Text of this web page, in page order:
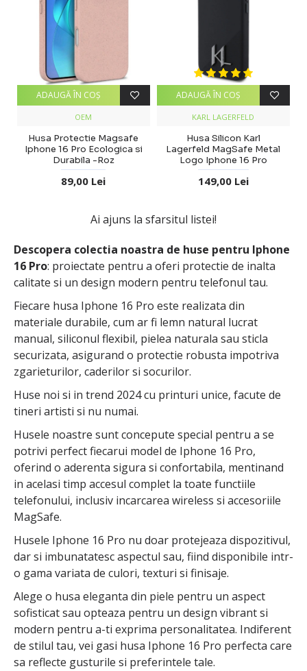
Descopera colectia noastra de huse pentru Iphone
16 Pro: proiectate pentru a oferi protectie de inalta
calitate si un design modern pentru telefonul tau.
Fiecare husa Iphone 16 Pro este realizata din
materiale durabile, cum ar fi lemn natural lucrat
manual, siliconul flexibil, pielea naturala sau sticla
securizata, asigurand o protectie robusta impotriva
zgarieturilor, caderilor si socurilor.
Huse noi si in trend 2024 cu printuri unice, facute de
tineri artisti si nu numai.
Husele noastre sunt concepute special pentru a se
potrivi perfect fiecarui model de Iphone 16 Pro,
oferind o aderenta sigura si confortabila, mentinand
in acelasi timp accesul complet la toate functiile
telefonului, inclusiv incarcarea wireless si accesoriile
MagSafe.
Husele Iphone 16 Pro nu doar protejeaza dispozitivul,
dar si imbunatatesc aspectul sau, fiind disponibile intr-
o gama variata de culori, texturi si finisaje.
Alege o husa eleganta din piele pentru un aspect
sofisticat sau opteaza pentru un design vibrant si
modern pentru a-ti exprima personalitatea. Indiferent
de stilul tau, vei gasi husa Iphone 16 Pro perfecta care
sa reflecte gusturile si preferintele tale.
OEM
Husa Protectie Magsafe
Iphone 16 Pro Ecologica si
Durabila -Roz
89,00 Lei
ADAUGĂ ÎN COŞ
KARL LAGERFELD
Husa Silicon Karl
Lagerfeld MagSafe Metal
Logo Iphone 16 Pro
149,00 Lei
ADAUGĂ ÎN COŞ
Ai ajuns la sfarsitul listei!